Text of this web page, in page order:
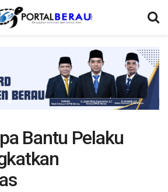
Bantu Pelaku